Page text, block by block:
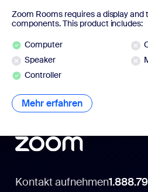
Zoom Rooms requires a display and
components. This product includes:
Computer
Speaker
Controller
Mehr erfahren Mehr erfahren
Kontakt aufnehmen